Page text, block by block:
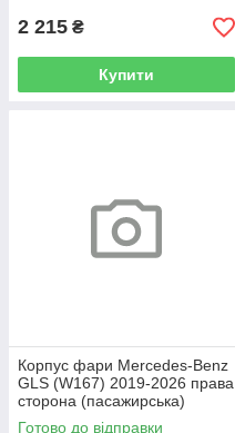
2 215 ₴
Купити
Корпус фари Mercedes-Benz
GLS (W167) 2019-2026 права
сторона (пасажирська)
Готово до відправки